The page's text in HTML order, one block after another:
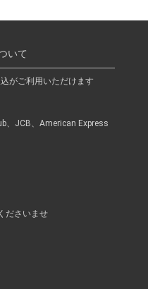
いて
がご利用いただけます
、JCB、American Express
ださいませ